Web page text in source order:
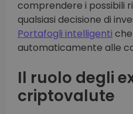
comprendere i possibili
qualsiasi decisione di
Portafogli intelligenti
automaticamente alle
Il ruolo degli
criptovalute